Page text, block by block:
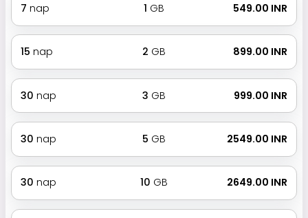
7 nap 1 GB ₹ 549.00 INR
15 nap 2 GB ₹ 899.00 INR
30 nap 3 GB ₹ 999.00 INR
30 nap 5 GB ₹ 2549.00 INR
30 nap 10 GB ₹ 2649.00 INR